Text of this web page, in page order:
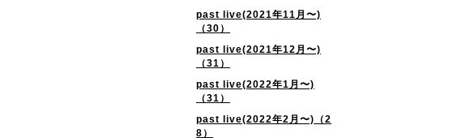
past live(2021年11月〜)
（30）
past live(2021年12月〜)
（31）
past live(2022年1月〜)
（31）
past live(2022年2月〜)（2
8）